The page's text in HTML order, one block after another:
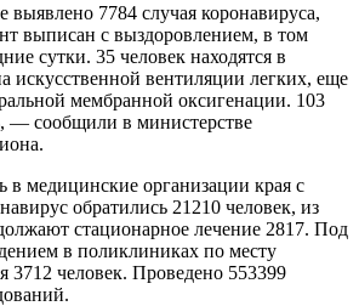
выявлено 7784 случая коронавируса,
выписан с выздоровлением, в том
сутки. 35 человек находятся в
искусственной вентиляции легких, еще
мембранной оксигенации. 103
— сообщили в министерстве
в медицинские организации края с
обратились 21210 человек, из
стационарное лечение 2817. Под
в поликлиниках по месту
3712 человек. Проведено 553399